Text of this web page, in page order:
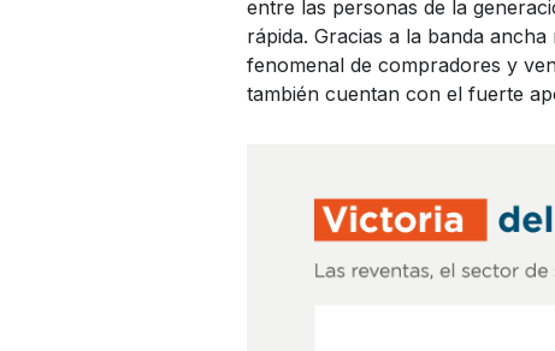
entre las personas de la
rápida. Gracias a la banda
fenomenal de compradores y
también cuentan con el fuerte